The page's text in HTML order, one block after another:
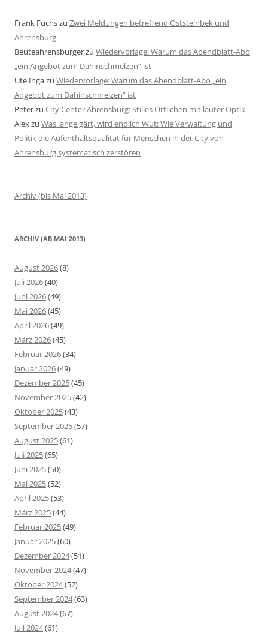
Frank Fuchszu Zwei Meldungen betreffend Oststeinbek und
Ahrensburg
Beuteahrensburgerzu Wiedervorlage: Warum das Abendblatt-Abo
„ein Angebot zum Dahinschmelzen“ ist
Ute Ingazu Wiedervorlage: Warum das Abendblatt-Abo „ein
Angebot zum Dahinschmelzen“ ist
Peterzu City Center Ahrensburg: Stilles Örtlichen mit lauter Optik
Alexzu Was lange gärt, wird endlich Wut: Wie Verwaltung und
Politik die Aufenthaltsqualität für Menschen in der City von
Ahrensburg systematisch zerstören
Archiv (bis Mai 2013)
ARCHIV (AB MAI 2013)
August 2026(8)
Juli 2026(40)
Juni 2026(49)
Mai 2026(45)
April 2026(49)
März 2026(45)
Februar 2026(34)
Januar 2026(49)
Dezember 2025(45)
November 2025(42)
Oktober 2025(43)
September 2025(57)
August 2025(61)
Juli 2025(65)
Juni 2025(50)
Mai 2025(52)
April 2025(53)
März 2025(44)
Februar 2025(49)
Januar 2025(60)
Dezember 2024(51)
November 2024(47)
Oktober 2024(52)
September 2024(63)
August 2024(67)
Juli 2024(61)